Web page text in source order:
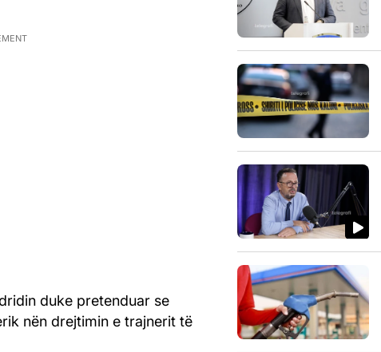
duke pretenduar se
nën drejtimin e trajnerit të